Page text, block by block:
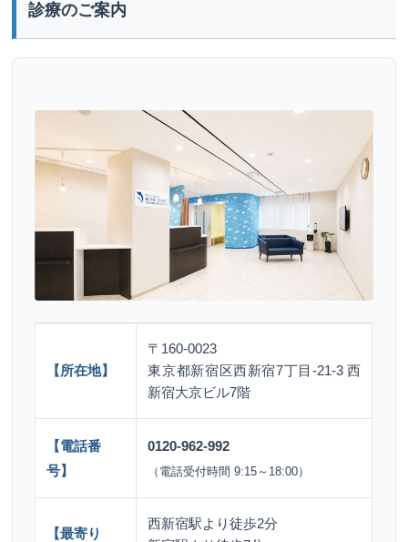
診療のご案内
【所在地】
〒160-0023
東京都新宿区西新宿7丁目-21-3 西
新宿大京ビル7階
【電話番
号】
0120-962-992
（電話受付時間 9:15～18:00）
【最寄り
西新宿駅より徒歩2分